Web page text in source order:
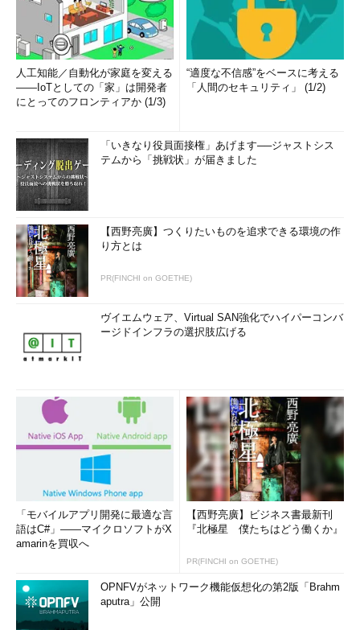
人工知能／自動化が家庭を変える
――IoTとしての「家」は開発者
にとってのフロンティアか (1/3)
“適度な不信感”をベースに考える
「人間のセキュリティ」 (1/2)
「いきなり役員面接権」あげます──ジャストシス
テムから「挑戦状」が届きました
【西野亮廣】つくりたいものを追求できる環境の作
り方とは
PR(FINCHI on GOETHE)
ヴイエムウェア、Virtual SAN強化でハイパーコンバ
ージドインフラの選択肢広げる
「モバイルアプリ開発に最適な言
語はC#」――マイクロソフトがX
amarinを買収へ
【西野亮廣】ビジネス書最新刊
『北極星 僕たちはどう働くか』
PR(FINCHI on GOETHE)
OPNFVがネットワーク機能仮想化の第2版「Brahm
aputra」公開